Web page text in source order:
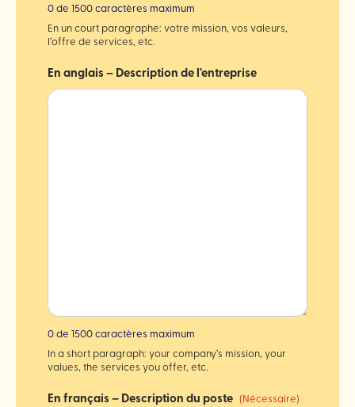
0 de 1500 caractères maximum
En un court paragraphe: votre mission, vos valeurs,
l’offre de services, etc.
En anglais – Description de l'entreprise
0 de 1500 caractères maximum
In a short paragraph: your company’s mission, your
values, the services you offer, etc.
En français – Description du poste (Nécessaire)